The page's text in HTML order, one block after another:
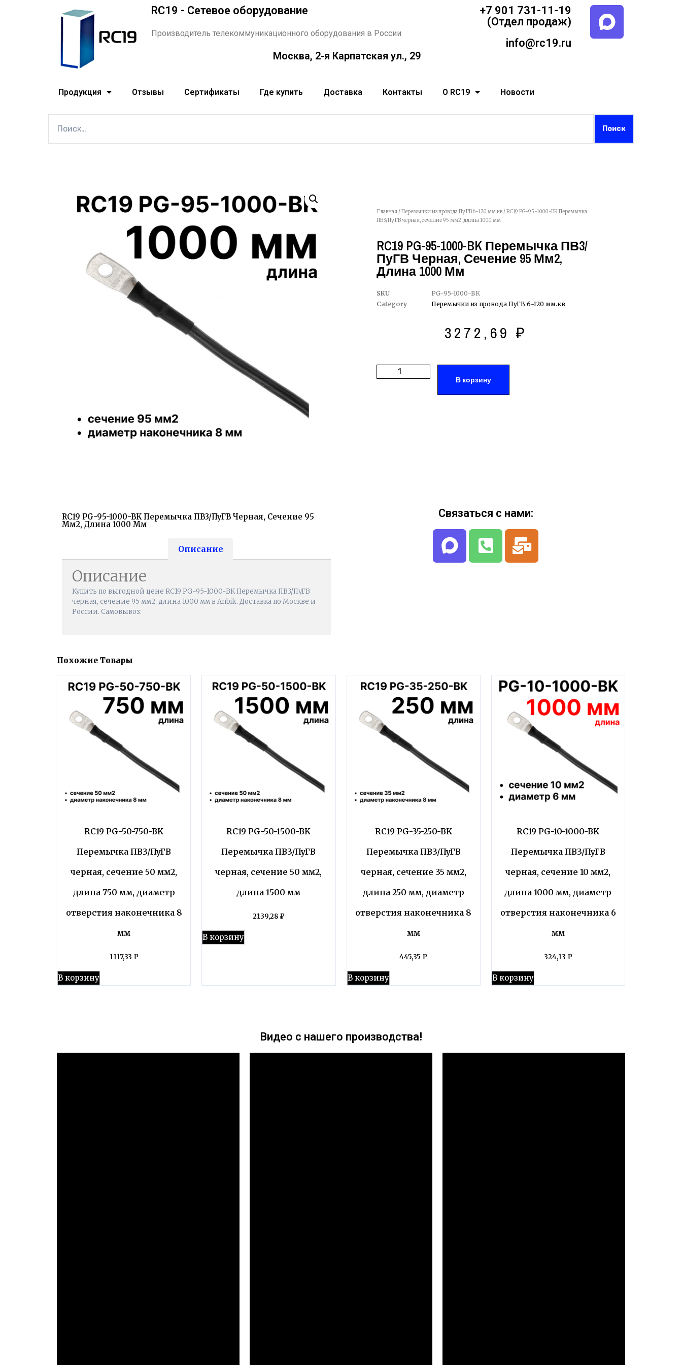
RC19 - Сетевое оборудование
Производитель телекоммуникационного оборудования в России
Москва, 2-я Карпатская ул., 29
+7 901 731-11-19
(Отдел продаж)
info@rc19.ru
Продукция Отзывы Сертификаты Где купить Доставка Контакты О RC19 Новости
Главная /Перемычки из провода ПуГВ 6-120 мм.кв / RC19 PG-95-1000-BK Перемычка
ПВ3/ПуГВ черная, сечение 95 мм2, длина 1000 мм
RC19 PG-95-1000-BK Перемычка ПВ3/
ПуГВ Черная, Сечение 95 Мм2,
Длина 1000 Мм
SKU
PG-95-1000-BK
Category
Перемычки из провода ПуГВ 6-120 мм.кв
3272,69 ₽
В корзину
RC19 PG-95-1000-BK Перемычка ПВ3/ПуГВ Черная, Сечение 95
Мм2, Длина 1000 Мм
Описание
Описание
Купить по выгодной цене RC19 PG-95-1000-BK Перемычка ПВ3/ПуГВ
черная, сечение 95 мм2, длина 1000 мм в Anbik. Доставка по Москве и
России. Самовывоз.
Связаться с нами:
Похожие Товары
RC19 PG-50-750-BK
Перемычка ПВ3/ПуГВ
черная, сечение 50 мм2,
длина 750 мм, диаметр
отверстия наконечника 8
мм
1117,33 ₽
В корзину
RC19 PG-50-1500-BK
Перемычка ПВ3/ПуГВ
черная, сечение 50 мм2,
длина 1500 мм
2139,28 ₽
В корзину
RC19 PG-35-250-BK
Перемычка ПВ3/ПуГВ
черная, сечение 35 мм2,
длина 250 мм, диаметр
отверстия наконечника 8
мм
445,35 ₽
В корзину
RC19 PG-10-1000-BK
Перемычка ПВ3/ПуГВ
черная, сечение 10 мм2,
длина 1000 мм, диаметр
отверстия наконечника 6
мм
324,13 ₽
В корзину
Видео с нашего производства!